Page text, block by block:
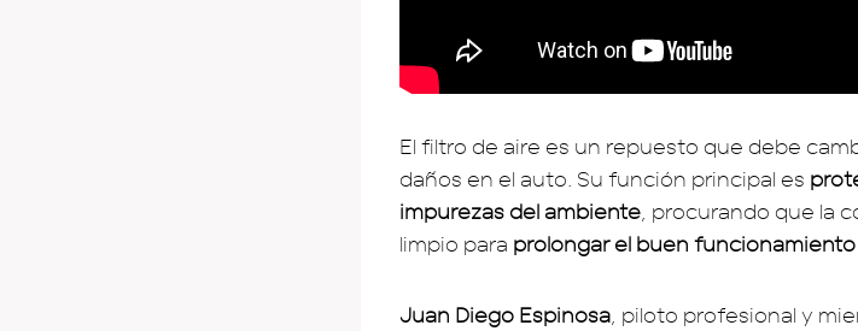
El filtro de aire es un repuesto que debe
daños en el auto. Su función principal es
impurezas del ambiente, procurando que la
limpio para prolongar el buen
Juan Diego Espinosa, piloto profesional y